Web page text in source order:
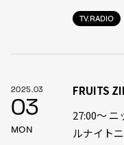
TV.RADIO
2025.03
03
MON
FRUITS
27:00〜
ルナイト